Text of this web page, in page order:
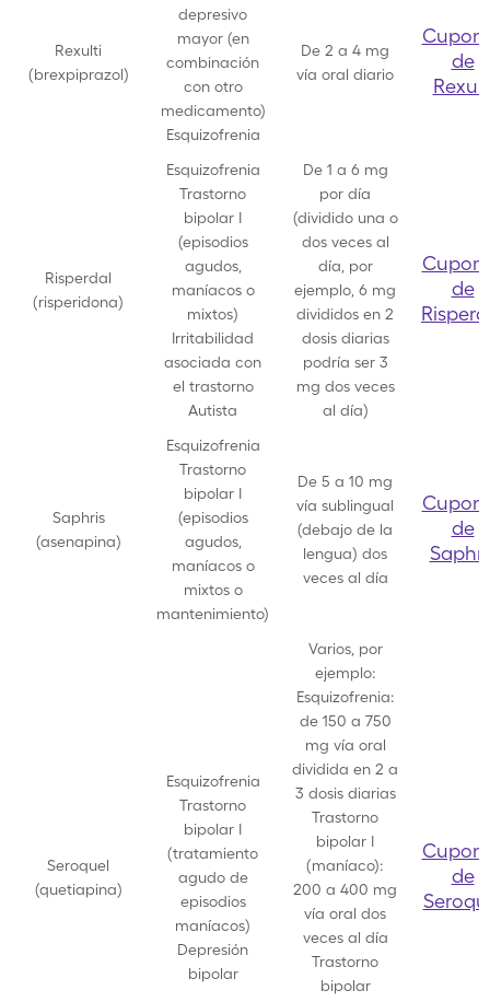
Rexulti
(brexpiprazol)
depresivo
mayor (en
combinación
con otro
medicamento)
Esquizofrenia
De 2 a 4 mg
vía oral diario
de
Risperdal
(risperidona)
Esquizofrenia
Trastorno
bipolar I
(episodios
agudos,
maníacos o
mixtos)
Irritabilidad
asociada con
el trastorno
Autista
De 1 a 6 mg
por día
(dividido una o
dos veces al
día, por
ejemplo, 6 mg
divididos en 2
dosis diarias
podría ser 3
mg dos veces
al día)
de
Saphris
(asenapina)
Esquizofrenia
Trastorno
bipolar I
(episodios
agudos,
maníacos o
mixtos o
mantenimiento)
De 5 a 10 mg
vía sublingual
(debajo de la
lengua) dos
veces al día
de
Seroquel
(quetiapina)
Esquizofrenia
Trastorno
bipolar I
(tratamiento
agudo de
episodios
maníacos)
Depresión
bipolar
Varios, por
ejemplo:
Esquizofrenia:
de 150 a 750
mg vía oral
dividida en 2 a
3 dosis diarias
Trastorno
bipolar I
(maníaco):
200 a 400 mg
vía oral dos
veces al día
Trastorno
bipolar
de